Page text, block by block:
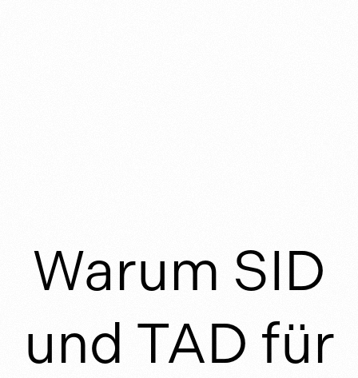
Warum SID
und TAD für